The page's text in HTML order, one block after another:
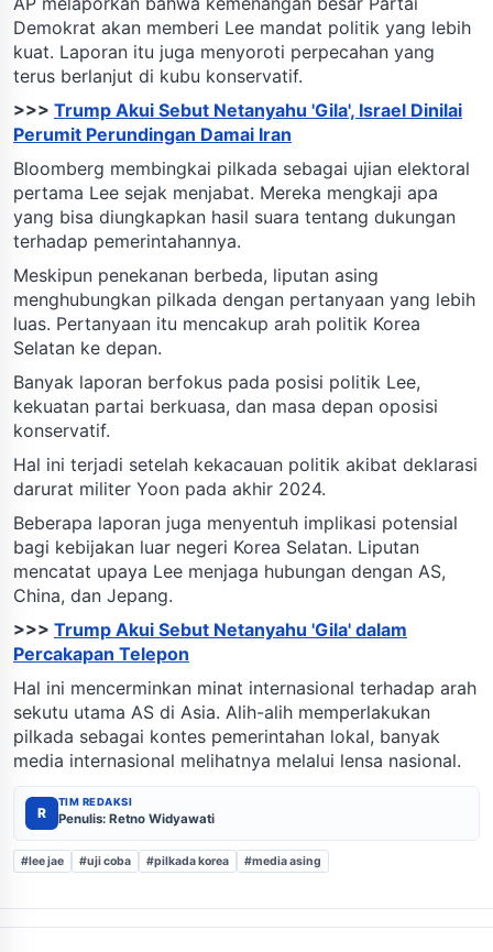
Demokrat akan memberi Lee mandat politik yang lebih
kuat. Laporan itu juga menyoroti perpecahan yang
terus berlanjut di kubu konservatif.
>>> Trump Akui Sebut Netanyahu 'Gila', Israel Dinilai
Perumit Perundingan Damai Iran
Bloomberg membingkai pilkada sebagai ujian elektoral
pertama Lee sejak menjabat. Mereka mengkaji apa
yang bisa diungkapkan hasil suara tentang dukungan
terhadap pemerintahannya.
Meskipun penekanan berbeda, liputan asing
menghubungkan pilkada dengan pertanyaan yang lebih
luas. Pertanyaan itu mencakup arah politik Korea
Selatan ke depan.
Banyak laporan berfokus pada posisi politik Lee,
kekuatan partai berkuasa, dan masa depan oposisi
konservatif.
Hal ini terjadi setelah kekacauan politik akibat deklarasi
darurat militer Yoon pada akhir 2024.
Beberapa laporan juga menyentuh implikasi potensial
bagi kebijakan luar negeri Korea Selatan. Liputan
mencatat upaya Lee menjaga hubungan dengan AS,
China, dan Jepang.
>>> Trump Akui Sebut Netanyahu 'Gila' dalam
Percakapan Telepon
Hal ini mencerminkan minat internasional terhadap arah
sekutu utama AS di Asia. Alih-alih memperlakukan
pilkada sebagai kontes pemerintahan lokal, banyak
media internasional melihatnya melalui lensa nasional.
R
TIM REDAKSI
Penulis: Retno Widyawati
#lee jae #uji coba #pilkada korea #media asing